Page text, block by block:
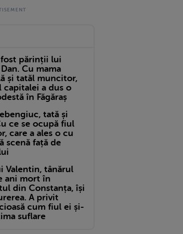
părinții lui
Cu mama
și tatăl muncitor,
capitalei a dus o
în Făgăraș
tată și
ce se ocupă fiul
care a ales o cu
scenă față de
Valentin, tânărul
ani mort în
din Constanța, își
A privit
cum fiul ei și-
suflare